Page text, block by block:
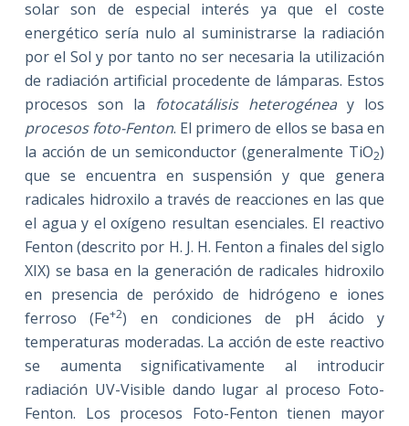
solar son de especial interés ya que el coste
energético sería nulo al suministrarse la radiación
por el Sol y por tanto no ser necesaria la utilización
de radiación artificial procedente de lámparas. Estos
procesos son la fotocatálisis heterogénea y los
procesos foto-Fenton. El primero de ellos se basa en
la acción de un semiconductor (generalmente TiO2)
que se encuentra en suspensión y que genera
radicales hidroxilo a través de reacciones en las que
el agua y el oxígeno resultan esenciales. El reactivo
Fenton (descrito por H. J. H. Fenton a finales del siglo
XIX) se basa en la generación de radicales hidroxilo
en presencia de peróxido de hidrógeno e iones
ferroso (Fe+2) en condiciones de pH ácido y
temperaturas moderadas. La acción de este reactivo
se aumenta significativamente al introducir
radiación UV-Visible dando lugar al proceso Foto-
Fenton. Los procesos Foto-Fenton tienen mayor